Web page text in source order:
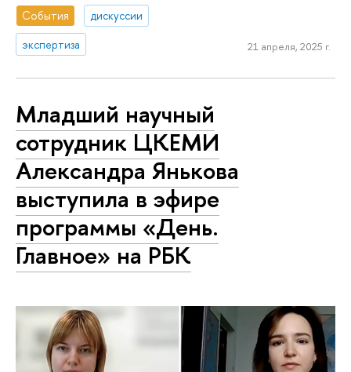
События
дискуссии
экспертиза
21 апреля, 2025 г.
Младший научный
сотрудник ЦКЕМИ
Александра Янькова
выступила в эфире
программы «День.
Главное» на РБК